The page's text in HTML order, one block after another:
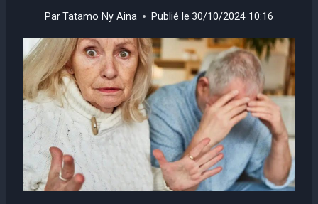
ParTatamo Ny Aina Publié le 30/10/2024 10:16